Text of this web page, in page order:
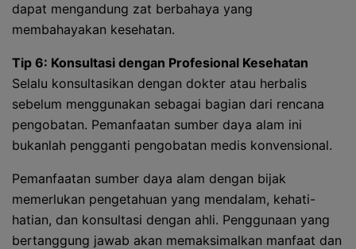
dapat mengandung zat berbahaya yang
membahayakan kesehatan.
Tip 6: Konsultasi dengan Profesional Kesehatan
Selalu konsultasikan dengan dokter atau herbalis
sebelum menggunakan sebagai bagian dari rencana
pengobatan. Pemanfaatan sumber daya alam ini
bukanlah pengganti pengobatan medis konvensional.
Pemanfaatan sumber daya alam dengan bijak
memerlukan pengetahuan yang mendalam, kehati-
hatian, dan konsultasi dengan ahli. Penggunaan yang
bertanggung jawab akan memaksimalkan manfaat dan